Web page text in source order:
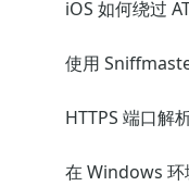
iOS 如何绕过
使用
HTTPS 端口解
在 Windows 环